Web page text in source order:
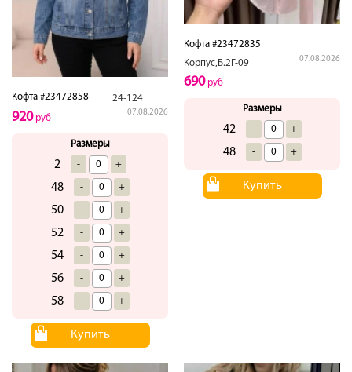
Кофта #23472858 24-124
07.08.2026
920руб
Размеры
2 - +
48 - +
50 - +
52 - +
54 - +
56 - +
58 - +
Купить
Кофта #23472835
Корпус,Б.2Г-09
07.08.2026
690руб
Размеры
42 - +
48 - +
Купить